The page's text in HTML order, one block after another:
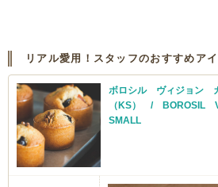
リアル愛用！スタッフのおすすめア
ボロシル ヴィジョン
（KS） / BOROSIL
SMALL